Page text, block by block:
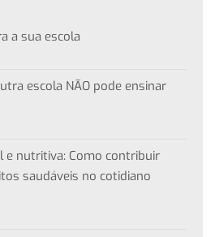
a sua escola
escola NÃO pode ensinar
e nutritiva: Como contribuir
saudáveis no cotidiano